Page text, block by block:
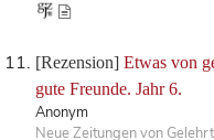
[Rezension] Etwas von
gute Freunde. Jahr 6.
Anonym
Neue Zeitungen von